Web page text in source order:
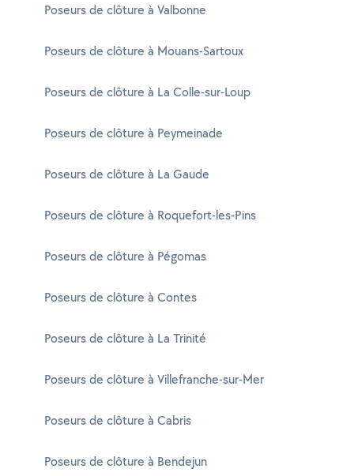
Poseurs de clôture à Valbonne
Poseurs de clôture à Mouans-Sartoux
Poseurs de clôture à La Colle-sur-Loup
Poseurs de clôture à Peymeinade
Poseurs de clôture à La Gaude
Poseurs de clôture à Roquefort-les-Pins
Poseurs de clôture à Pégomas
Poseurs de clôture à Contes
Poseurs de clôture à La Trinité
Poseurs de clôture à Villefranche-sur-Mer
Poseurs de clôture à Cabris
Poseurs de clôture à Bendejun